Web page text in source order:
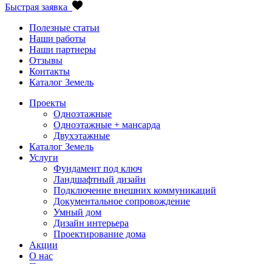
Быстрая заявка
Полезные статьи
Наши работы
Наши партнеры
Отзывы
Контакты
Каталог Земель
Проекты
Одноэтажные
Одноэтажные + мансарда
Двухэтажные
Каталог Земель
Услуги
Фундамент под ключ
Ландшафтный дизайн
Подключение внешних коммуникаций
Документальное сопровождение
Умный дом
Дизайн интерьера
Проектирование дома
Акции
О нас